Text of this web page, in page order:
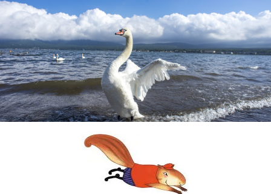
Skip
to
content